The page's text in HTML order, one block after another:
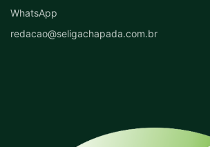
WhatsApp
redacao@seligachapada.com.br